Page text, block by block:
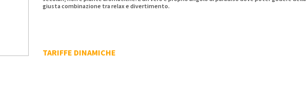
giusta combinazione tra relax e divertimento.
TARIFFE DINAMICHE